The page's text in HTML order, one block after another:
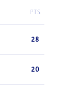
PTS
28
20